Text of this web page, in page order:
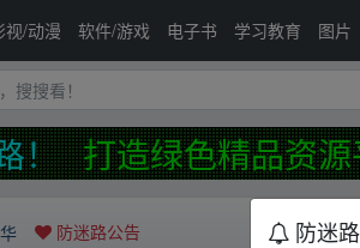
视/动漫 软件/游戏 电子书 学习教育 图片
打造绿色精品资源
防迷路公告 防迷路